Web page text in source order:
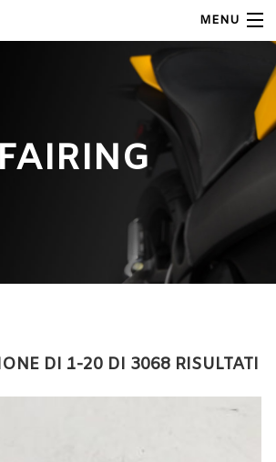
MENU
FAIRING
DI 1-20 DI 3068 RISULTATI